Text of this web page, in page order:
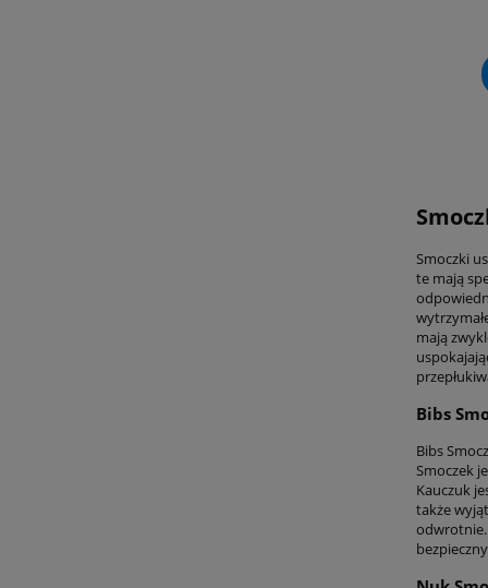
Smoczki
te mają
mają
Bibs
Bibs
Smoczek
Kauczuk
także
odwrotnie.